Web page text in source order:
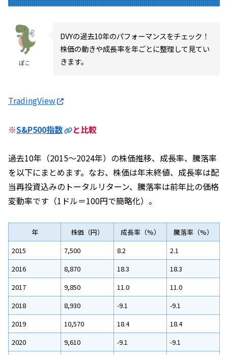
ぽこ
DVYの過去10年のパフォーマンスをチェック！
株価の動きや成長率を年ごとに整理して見てい
きます。
TradingView
※S&P500指数 と比較
過去10年（2015～2024年）の株価推移、成長率、騰落率
を以下にまとめます。なお、株価は年末終値、成長率は配
当再投資込みのトータルリターン、騰落率は前年比の価格
変動率です（1ドル＝100円で簡略化）。
年 株価（円） 成長率（%）
騰落率（%）
2015
7,500 8.2
2.1
2016
8,870 18.3
18.3
2017
9,850 11.0
11.0
2018
8,930 -9.1
-9.1
2019
10,570 18.4
18.4
2020
9,610 -9.1
-9.1